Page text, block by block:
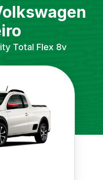
Total Flex 8v